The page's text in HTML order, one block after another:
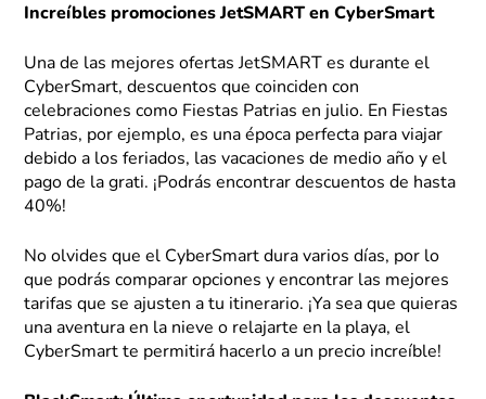
Increíbles promociones JetSMART en CyberSmart
Una de las mejores ofertas JetSMART es durante el
CyberSmart, descuentos que coinciden con
celebraciones como Fiestas Patrias en julio. En Fiestas
Patrias, por ejemplo, es una época perfecta para viajar
debido a los feriados, las vacaciones de medio año y el
pago de la grati. ¡Podrás encontrar descuentos de hasta
40%!
No olvides que el CyberSmart dura varios días, por lo
que podrás comparar opciones y encontrar las mejores
tarifas que se ajusten a tu itinerario. ¡Ya sea que quieras
una aventura en la nieve o relajarte en la playa, el
CyberSmart te permitirá hacerlo a un precio increíble!